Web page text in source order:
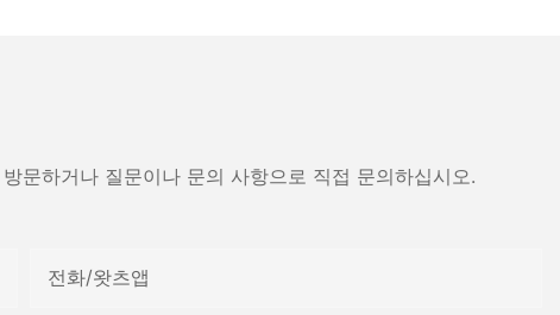
문하거나 질문이나 문의 사항으로 직접 문의하십시오.
전화/왓츠앱